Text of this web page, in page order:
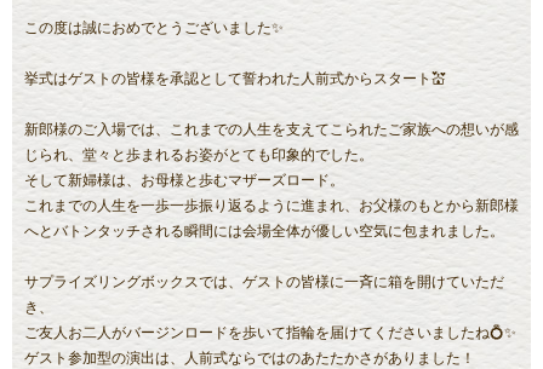
この度は誠におめでとうございました✨
挙式はゲストの皆様を承認として誓われた人前式からスタート💒
新郎様のご入場では、これまでの人生を支えてこられたご家族への想いが感
じられ、堂々と歩まれるお姿がとても印象的でした。
そして新婦様は、お母様と歩むマザーズロード。
これまでの人生を一歩一歩振り返るように進まれ、お父様のもとから新郎様
へとバトンタッチされる瞬間には会場全体が優しい空気に包まれました。
サプライズリングボックスでは、ゲストの皆様に一斉に箱を開けていただ
き、
ご友人お二人がバージンロードを歩いて指輪を届けてくださいましたね💍✨
ゲスト参加型の演出は、人前式ならではのあたたかさがありました！